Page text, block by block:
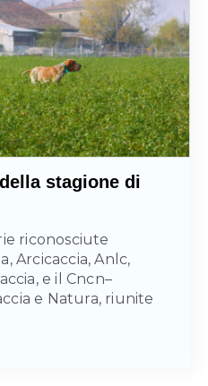
stagione di
riconosciute
Arcicaccia, Anlc,
e il Cncn–
e Natura, riunite